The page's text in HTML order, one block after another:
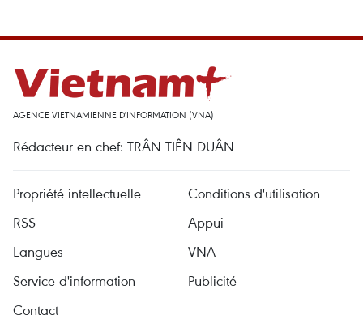
AGENCE VIETNAMIENNE D'INFORMATION (VNA)
Rédacteur en chef: TRÂN TIÊN DUÂN
Propriété intellectuelle
Conditions d'utilisation
RSS
Appui
Langues
VNA
Service d'information
Publicité
Contact